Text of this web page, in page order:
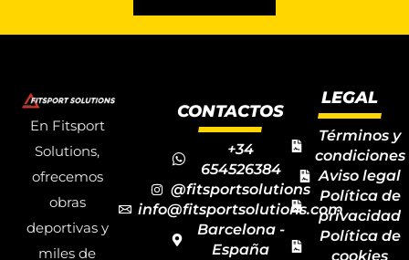
En Fitsport
Solutions,
ofrecemos
obras
deportivas y
miles de
CONTACTOS
+34
654526384
@fitsportsolutions
info@fitsportsolutions.com
Barcelona -
España
LEGAL
Términos y
condiciones
Aviso legal
Política de
privacidad
Política de
cookies